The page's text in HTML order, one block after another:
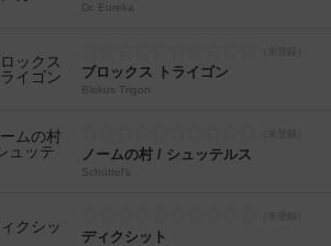
Dr. Eureka
ブロックス トライゴン
Blokus Trigon
ノームの村 / シュッテルス
Schüttel's
ディクシット